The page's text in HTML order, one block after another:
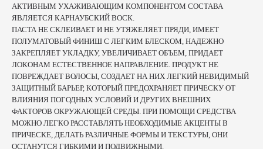
АКТИВНЫМ УХАЖИВАЮЩИМ КОМПОНЕНТОМ СОСТАВА
ЯВЛЯЕТСЯ КАРНАУБСКИЙ ВОСК.
ПАСТА НЕ СКЛЕИВАЕТ И НЕ УТЯЖЕЛЯЕТ ПРЯДИ, ИМЕЕТ
ПОЛУМАТОВЫЙ ФИНИШ С ЛЕГКИМ БЛЕСКОМ, НАДЕЖНО
ЗАКРЕПЛЯЕТ УКЛАДКУ, УВЕЛИЧИВАЕТ ОБЪЕМ, ПРИДАЕТ
ЛОКОНАМ ЕСТЕСТВЕННОЕ НАПРАВЛЕНИЕ. ПРОДУКТ НЕ
ПОВРЕЖДАЕТ ВОЛОСЫ, СОЗДАЕТ НА НИХ ЛЕГКИЙ НЕВИДИМЫЙ
ЗАЩИТНЫЙ БАРЬЕР, КОТОРЫЙ ПРЕДОХРАНЯЕТ ПРИЧЕСКУ ОТ
ВЛИЯНИЯ ПОГОДНЫХ УСЛОВИЙ И ДРУГИХ ВНЕШНИХ
ФАКТОРОВ ОКРУЖАЮЩЕЙ СРЕДЫ. ПРИ ПОМОЩИ СРЕДСТВА
МОЖНО ЛЕГКО РАССТАВЛЯТЬ НЕОБХОДИМЫЕ АКЦЕНТЫ В
ПРИЧЕСКЕ, ДЕЛАТЬ РАЗЛИЧНЫЕ ФОРМЫ И ТЕКСТУРЫ, ОНИ
ОСТАНУТСЯ ГИБКИМИ И ПОДВИЖНЫМИ.